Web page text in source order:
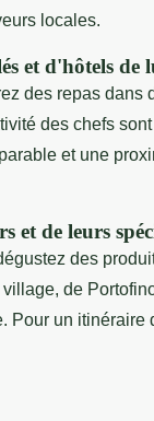
locales.
et d'hôtels de
des repas dans
des chefs
et une
et de leurs
des
de
Pour un itinéraire